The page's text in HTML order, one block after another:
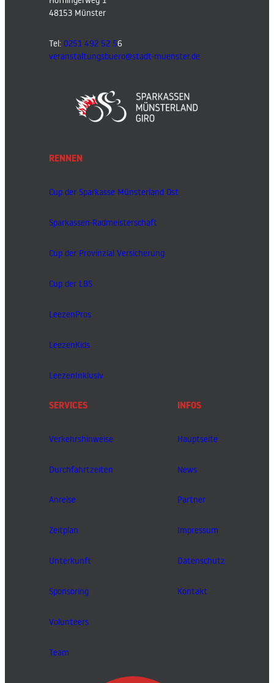
48153 Münster
Tel: 0251 492 52 56
veranstaltungsbuero@stadt-muenster.de
RENNEN
Cup der Sparkasse Münsterland Ost
Sparkassen-Radmeisterschaft
Cup der Provinzial Versicherung
Cup der LBS
LeezenPros
LeezenKids
LeezenInklusiv
SERVICES
Verkehrshinweise
Durchfahrtzeiten
Anreise
Zeitplan
Unterkunft
Sponsoring
Volunteers
Team
INFOS
Hauptseite
News
Partner
Impressum
Datenschutz
Kontakt